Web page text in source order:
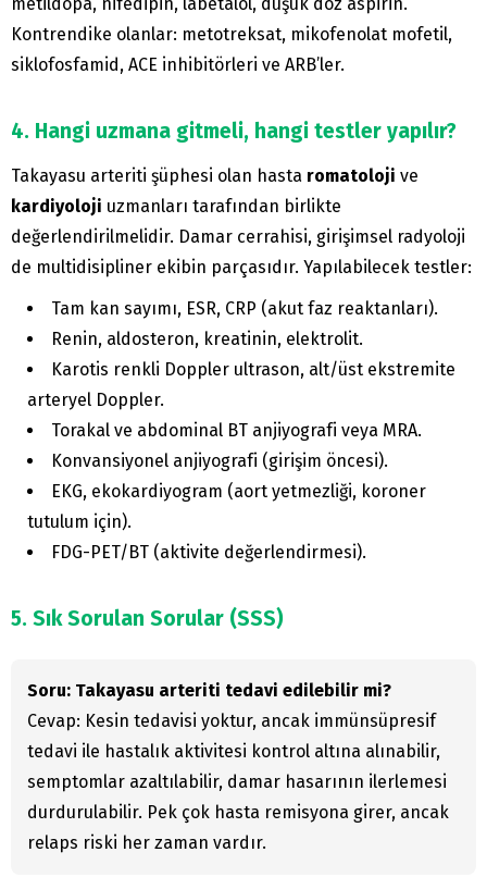
Kontrendike olanlar: metotreksat, mikofenolat mofetil,
siklofosfamid, ACE inhibitörleri ve ARB’ler.
4. Hangi uzmana gitmeli, hangi testler yapılır?
Takayasu arteriti şüphesi olan hasta romatoloji ve
kardiyoloji uzmanları tarafından birlikte
değerlendirilmelidir. Damar cerrahisi, girişimsel radyoloji
de multidisipliner ekibin parçasıdır. Yapılabilecek testler:
Tam kan sayımı, ESR, CRP (akut faz reaktanları).
Renin, aldosteron, kreatinin, elektrolit.
Karotis renkli Doppler ultrason, alt/üst ekstremite
arteryel Doppler.
Torakal ve abdominal BT anjiyografi veya MRA.
Konvansiyonel anjiyografi (girişim öncesi).
EKG, ekokardiyogram (aort yetmezliği, koroner
tutulum için).
FDG-PET/BT (aktivite değerlendirmesi).
5. Sık Sorulan Sorular (SSS)
Soru: Takayasu arteriti tedavi edilebilir mi?
Cevap: Kesin tedavisi yoktur, ancak immünsüpresif
tedavi ile hastalık aktivitesi kontrol altına alınabilir,
semptomlar azaltılabilir, damar hasarının ilerlemesi
durdurulabilir. Pek çok hasta remisyona girer, ancak
relaps riski her zaman vardır.